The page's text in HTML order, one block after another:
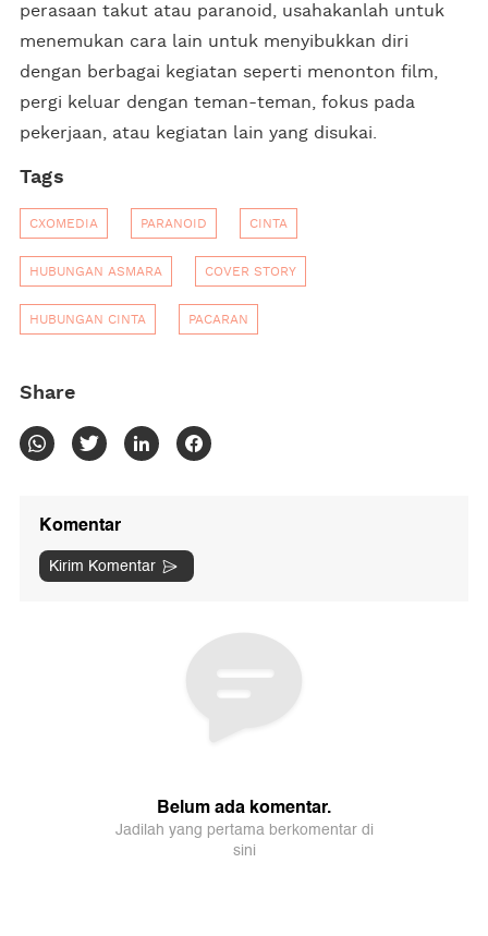
perasaan takut atau paranoid, usahakanlah untuk
menemukan cara lain untuk menyibukkan diri
dengan berbagai kegiatan seperti menonton film,
pergi keluar dengan teman-teman, fokus pada
pekerjaan, atau kegiatan lain yang disukai.
Tags
CXOMEDIA PARANOID CINTA
HUBUNGAN ASMARA COVER STORY
HUBUNGAN CINTA PACARAN
Share